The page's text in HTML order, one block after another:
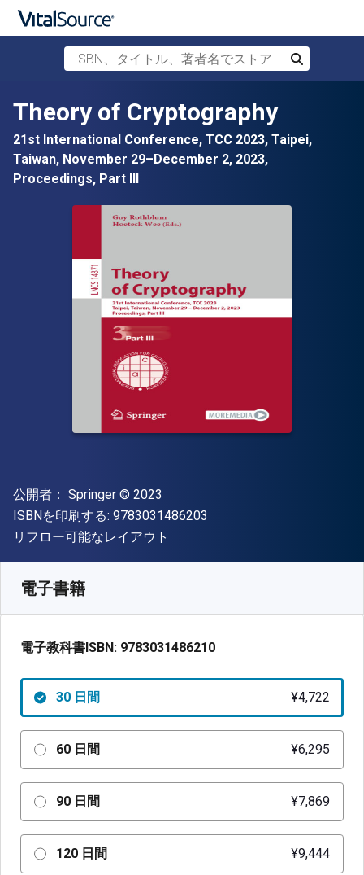
メインコンテンツへスキップ
ISBN、タイトル、著者名でストアを検索
検索
Theory of Cryptography
21st International Conference, TCC 2023, Taipei,
Taiwan, November 29–December 2, 2023,
Proceedings, Part III
出版社
公開者： Springer 著作権
© 2023
ISBNを印刷する: 9783031486203
形式
リフロー可能なレイアウト
電子書籍
電子教科書ISBN: 9783031486210
30 日間 ¥4,722
60 日間 ¥6,295
90 日間 ¥7,869
120 日間 ¥9,444